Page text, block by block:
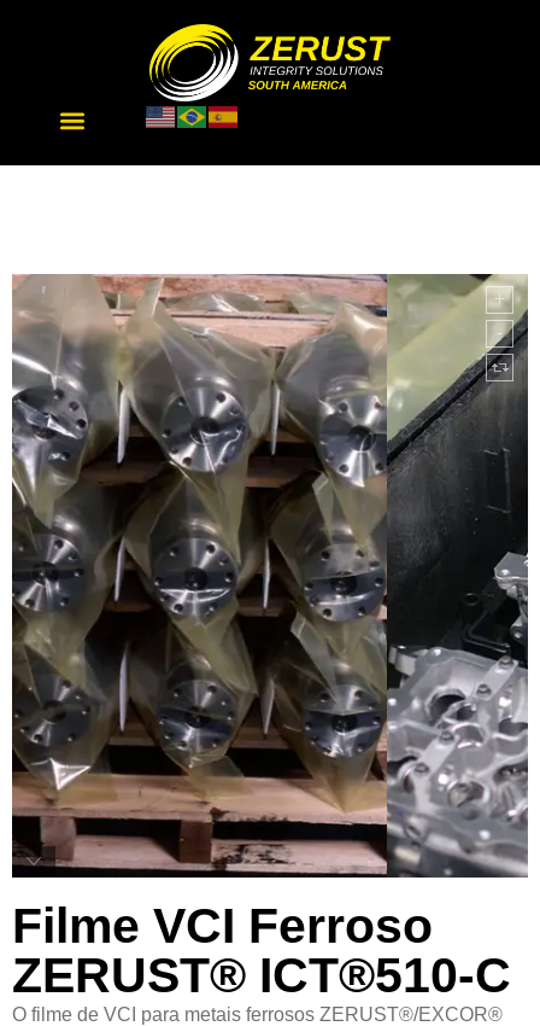
Filme VCI Ferroso
ZERUST® ICT®510-C
O filme de VCI para metais ferrosos ZERUST®/EXCOR®